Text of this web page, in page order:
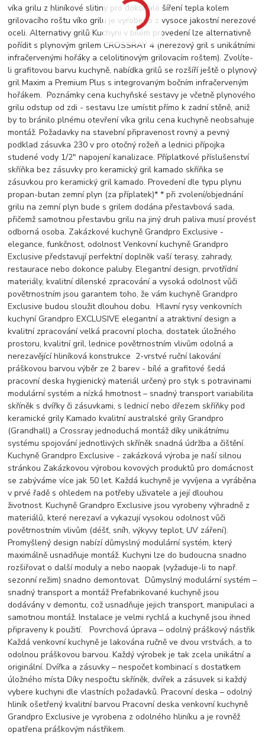
víka grilu z hliníkové slitiny pro dokonalé šíření tepla kolem
grilovacího roštu víko grilu je vyrobeno z vysoce jakostní nerezové
oceli. Alternativy grilů Kuchyni v bílém provedení lze alternativně
pořídit s plynovým grilem CROSSRAY 4 (nerezový gril s unikátními
infračervenými hořáky a celolitinovým grilovacím roštem). Zvolíte-
li grafitovou barvu kuchyně, nabídka grilů se rozšíří ještě o plynový
gril Maxim a Premium Plus s integrovaným bočním infračerveným
hořákem. Poznámky cena kuchyňské sestavy je včetně plynového
grilu odstup od zdi - sestavu lze umístit přímo k zadní stěně, aniž
by to bránilo plnému otevření víka grilu cena kuchyně neobsahuje
montáž. Požadavky na stavební připravenost rovný a pevný
podklad zásuvka 230 v pro otočný rožeň a lednici přípojka
studené vody 1/2" napojení kanalizace. Příplatkové příslušenství
skříňka bez zásuvky pro keramický gril kamado skříňka se
zásuvkou pro keramický gril kamado. Provedení dle typu plynu
propan-butan zemní plyn (za příplatek)* * při zvolení/objednání
grilu na zemní plyn bude s grilem dodána přestavbová sada,
přičemž samotnou přestavbu grilu na jiný druh paliva musí provést
odborná osoba. Zakázkové kuchyně Grandpro Exclusive -
elegance, funkčnost, odolnost Venkovní kuchyně Grandpro
Exclusive představují perfektní doplněk vaší terasy, zahrady,
restaurace nebo dokonce paluby. Elegantní design, prvotřídní
materiály, kvalitní dílenské zpracování a vysoká odolnost vůči
povětrnostním jsou garantem toho, že vám kuchyně Grandpro
Exclusive budou sloužit dlouhou dobu. Hlavní rysy venkovních
kuchyní Grandpro EXCLUSIVE elegantní a atraktivní design a
kvalitní zpracování velká pracovní plocha, dostatek úložného
prostoru, kvalitní gril, lednice povětrnostním vlivům odolná a
nerezavějící hliníková konstrukce 2-vrstvé ruční lakování
práškovou barvou výběr ze 2 barev - bílé a grafitové šedá
pracovní deska hygienický materiál určený pro styk s potravinami
modulární systém a nízká hmotnost – snadný transport variabilita
skříněk s dvířky či zásuvkami, s lednicí nebo dřezem skříňky pod
keramické grily Kamado kvalitní australské grily Grandpro
(Grandhall) a Crossray jednoduchá montáž díky unikátnímu
systému spojování jednotlivých skříněk snadná údržba a čištění.
Kuchyně Grandpro Exclusive - zakázková výroba je naší silnou
stránkou Zakázkovou výrobou kovových produktů pro domácnost
se zabýváme více jak 50 let. Každá kuchyně je vyvíjena a vyráběna
v prvé řadě s ohledem na potřeby uživatele a její dlouhou
životnost. Kuchyně Grandpro Exclusive jsou vyrobeny výhradně z
materiálů, které nerezaví a vykazují vysokou odolnost vůči
povětrnostním vlivům (déšť, sníh, výkyvy teplot, UV záření).
Promyšlený design nabízí důmyslný modulární systém, který
maximálně usnadňuje montáž. Kuchyni lze do budoucna snadno
rozšiřovat o další moduly a nebo naopak (vyžaduje-li to např.
sezonní režim) snadno demontovat. Důmyslný modulární systém –
snadný transport a montáž Prefabrikované kuchyně jsou
dodávány v demontu, což usnadňuje jejich transport, manipulaci a
samotnou montáž. Instalace je velmi rychlá a kuchyně jsou ihned
připraveny k použití. Povrchová úprava – odolný práškový nástřik
Každá venkovní kuchyně je lakována ručně ve dvou vrstvách, a to
odolnou práškovou barvou. Každý výrobek je tak zcela unikátní a
originální. Dvířka a zásuvky – nespočet kombinací s dostatkem
úložného místa Díky nespočtu skříněk, dvířek a zásuvek si každý
vybere kuchyni dle vlastních požadavků. Pracovní deska – odolný
hliník ošetřený kvalitní barvou Pracovní deska venkovní kuchyně
Grandpro Exclusive je vyrobena z odolného hliníku a je rovněž
opatřena práškovým nástřikem.